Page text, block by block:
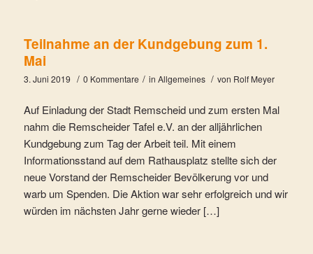
Teilnahme an der Kundgebung zum 1.
Mai
3. Juni 2019 / 0 Kommentare / in Allgemeines / von Rolf Meyer
Auf Einladung der Stadt Remscheid und zum ersten Mal
nahm die Remscheider Tafel e.V. an der alljährlichen
Kundgebung zum Tag der Arbeit teil. Mit einem
Informationsstand auf dem Rathausplatz stellte sich der
neue Vorstand der Remscheider Bevölkerung vor und
warb um Spenden. Die Aktion war sehr erfolgreich und wir
würden im nächsten Jahr gerne wieder […]